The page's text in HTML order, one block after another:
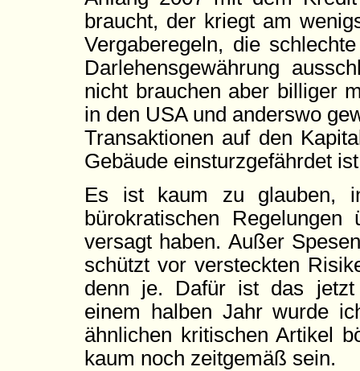
braucht, der kriegt am
Vergaberegeln, die
Darlehensgewährung
nicht brauchen aber billiger
in den USA und anderswo
Transaktionen auf den
Gebäude einsturzgefährdet
Es ist kaum zu glauben,
bürokratischen
versagt haben. Außer
schützt vor versteckten
denn je. Dafür ist das jetzt
einem halben Jahr wurde
ähnlichen kritischen Artikel
kaum noch zeitgemäß sein.